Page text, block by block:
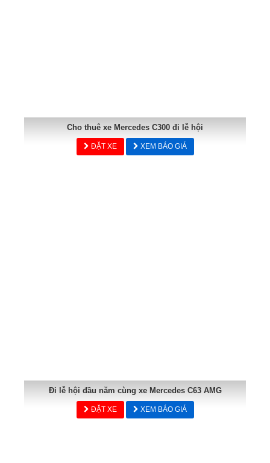
Cho thuê xe Mercedes C300 đi lễ hội
ĐẶT XE XEM BÁO GIÁ
Đi lễ hội đầu năm cùng xe Mercedes C63 AMG
ĐẶT XE XEM BÁO GIÁ